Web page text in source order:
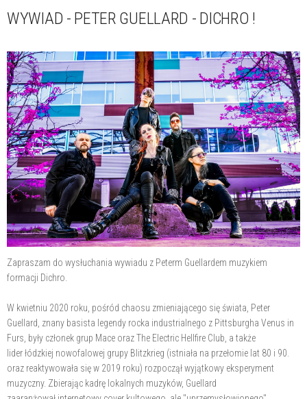
WYWIAD - PETER GUELLARD - DICHRO !
Zapraszam do wysłuchania wywiadu z Peterm Guellardem muzykiem
formacji Dichro.
W kwietniu 2020 roku, pośród chaosu zmieniającego się świata, Peter
Guellard, znany basista legendy rocka industrialnego z Pittsburgha Venus in
Furs, były członek grup Mace oraz The Electric Hellfire Club, a także
lider łódzkiej nowofalowej grupy Blitzkrieg (istniała na przełomie lat 80 i 90.
oraz reaktywowała się w 2019 roku) rozpoczął wyjątkowy eksperyment
muzyczny. Zbierając kadrę lokalnych muzyków, Guellard